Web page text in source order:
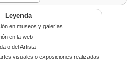
Leyenda
en museos y galerías
en la web
o del Artista
visuales o exposiciones realizadas